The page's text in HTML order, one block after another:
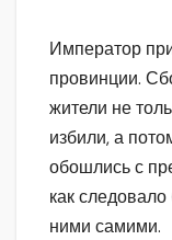
Император
провинции.
жители не
избили, а
обошлись с
как
ними самими.